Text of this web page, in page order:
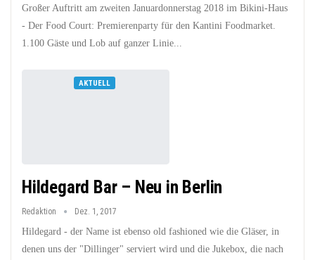
Großer Auftritt am zweiten Januardonnerstag 2018 im Bikini-Haus
- Der Food Court: Premierenparty für den Kantini Foodmarket.
1.100 Gäste und Lob auf ganzer Linie...
AKTUELL
Hildegard Bar – Neu in Berlin
Redaktion Dez. 1, 2017
Hildegard - der Name ist ebenso old fashioned wie die Gläser, in
denen uns der "Dillinger" serviert wird und die Jukebox, die nach